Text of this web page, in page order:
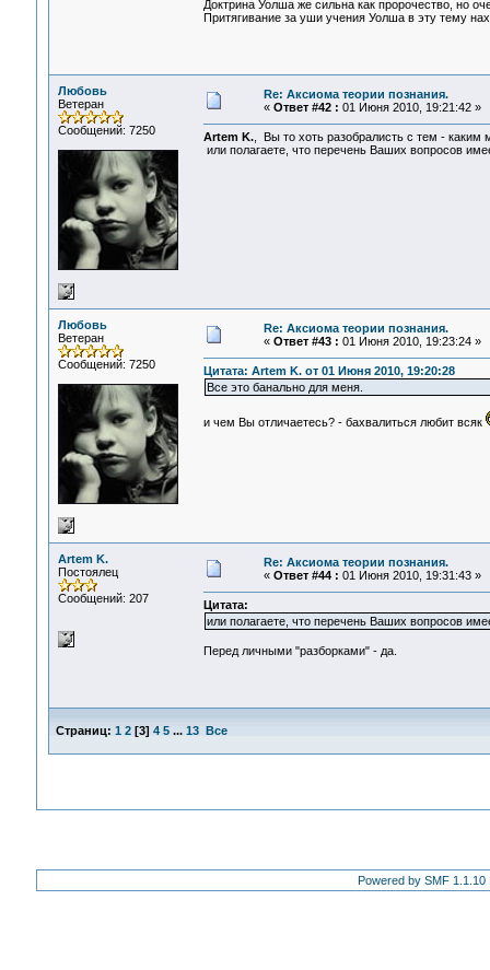
Доктрина Уолша же сильна как пророчество, но
Притягивание за уши учения Уолша в эту тему
Любовь
Ветеран
Сообщений: 7250
Re: Аксиома теории познания.
« Ответ #42 : 01 Июня 2010, 19:21:42 »
Artem K., Вы то хоть разобралисть с тем -
или полагаете, что перечень Ваших вопросов
Любовь
Ветеран
Сообщений: 7250
Re: Аксиома теории познания.
« Ответ #43 : 01 Июня 2010, 19:23:24 »
Цитата: Artem K. от 01 Июня 2010, 19:20:28
Все это банально для меня.
и чем Вы отличаетесь? - бахвалиться любит всяк
Artem K.
Постоялец
Сообщений: 207
Re: Аксиома теории познания.
« Ответ #44 : 01 Июня 2010, 19:31:43 »
Цитата:
или полагаете, что перечень Ваших вопросов
Перед личными "разборками" - да.
Страниц: 1 2[3] 4 5 ... 13 Все
Powered by SMF 1.1.10